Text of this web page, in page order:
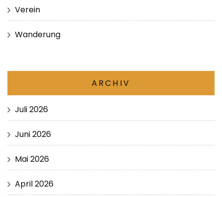
Verein
Wanderung
ARCHIV
Juli 2026
Juni 2026
Mai 2026
April 2026